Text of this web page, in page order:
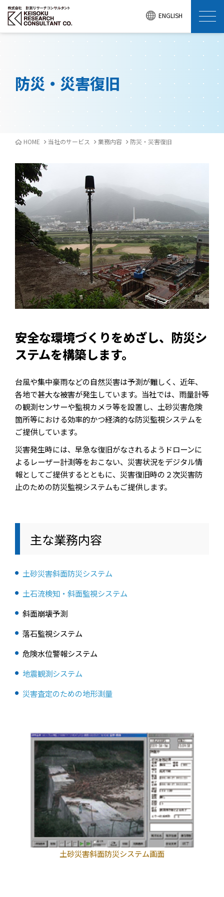
ENGLISH
防災・災害復旧
HOME 当社のサービス 業務内容 防災・災害復旧
安全な環境づくりをめざし、防災シ
ステムを構築します。
台風や集中豪雨などの自然災害は予測が難しく、近年、
各地で甚大な被害が発生しています。当社では、雨量計等
の観測センサーや監視カメラ等を設置し、土砂災害危険
箇所等における効率的かつ経済的な防災監視システムを
ご提供しています。
災害発生時には、早急な復旧がなされるようドローンに
よるレーザー計測等をおこない、災害状況をデジタル情
報としてご提供するとともに、災害復旧時の２次災害防
止のための防災監視システムもご提供します。
主な業務内容
土砂災害斜面防災システム
土石流検知・斜面監視システム
斜面崩壊予測
落石監視システム
危険水位警報システム
地震観測システム
災害査定のための地形測量
土砂災害斜面防災システム画面